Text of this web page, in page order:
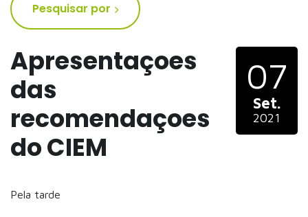
Apresentaçoes
das
recomendaçoes
do CIEM
Pela tarde
07
Set.
2021
Pesquisar por